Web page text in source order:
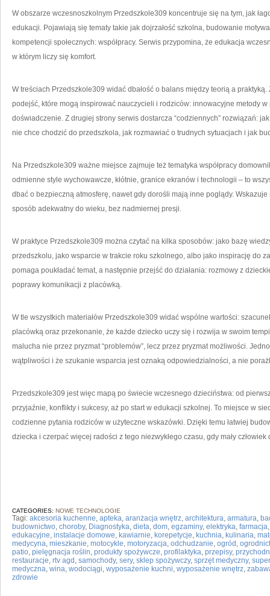
W obszarze wczesnoszkolnym Przedszkole309 koncentruje się na tym, jak
edukacji. Pojawiają się tematy takie jak dojrzałość szkolna, budowanie
kompetencji społecznych: współpracy. Serwis przypomina, że edukacja
w którym liczy się komfort.
W treściach Przedszkole309 widać dbałość o balans między teorią a
podejść, które mogą inspirować nauczycieli i rodziców: innowacyjne metody
doświadczenie. Z drugiej strony serwis dostarcza “codziennych” rozwiązań:
nie chce chodzić do przedszkola, jak rozmawiać o trudnych sytuacjach i jak
Na Przedszkole309 ważne miejsce zajmuje też tematyka współpracy
odmienne style wychowawcze, kłótnie, granice ekranów i technologii – to
dbać o bezpieczną atmosferę, nawet gdy dorośli mają inne poglądy.
sposób adekwatny do wieku, bez nadmiernej presji.
W praktyce Przedszkole309 można czytać na kilka sposobów: jako bazę
przedszkolu, jako wsparcie w trakcie roku szkolnego, albo jako inspirację do
pomaga poukładać temat, a następnie przejść do działania: rozmowy z
poprawy komunikacji z placówką.
W tle wszystkich materiałów Przedszkole309 widać wspólne wartości:
placówką oraz przekonanie, że każde dziecko uczy się i rozwija w swoim
malucha nie przez pryzmat “problemów”, lecz przez pryzmat możliwości.
wątpliwości i że szukanie wsparcia jest oznaką odpowiedzialności, a nie
Przedszkole309 jest więc mapą po świecie wczesnego dzieciństwa: od
przyjaźnie, konflikty i sukcesy, aż po start w edukacji szkolnej. To miejsce w
codzienne pytania rodziców w użyteczne wskazówki. Dzięki temu łatwiej
dziecka i czerpać więcej radości z tego niezwykłego czasu, gdy mały
CATEGORIES: NOWE TECHNOLOGIE
Tagi: akcesoria kuchenne, apteka, aranżacja wnętrz, architektura, armatura,
budownictwo, choroby, Diagnostyka, dieta, dom, egzaminy, elektryka, farmacja
edukacyjne, instalacje domowe, kawiarnie, korepetycje, kuchnia, kulinaria,
medycyna, mieszkanie, motocykle, motoryzacja, odchudzanie, ogród ,
patio, pielęgnacja roślin, produkty spożywcze, profilaktyka, przepisy,
restauracje, rtv agd , samochody, sery, sklep spożywczy, sprzęt medyczny,
medyczna, wina, wodociągi, wyposażenie kuchni, wyposażenie wnętrz,
zdrowie